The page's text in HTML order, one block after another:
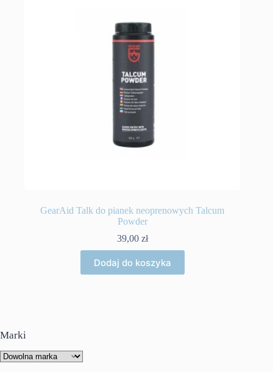
GearAid Talk do pianek neoprenowych Talcum
Powder
39,00 zł
Dodaj do koszyka
Marki